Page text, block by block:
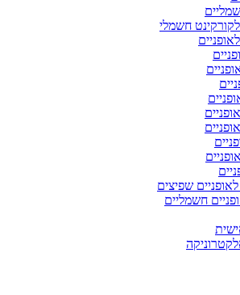
חשמלי
שפיצים
חשמליים